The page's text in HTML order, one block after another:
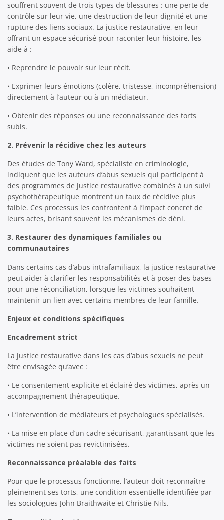
souffrent souvent de trois types de blessures : une perte de
contrôle sur leur vie, une destruction de leur dignité et une
rupture des liens sociaux. La justice restaurative, en leur
offrant un espace sécurisé pour raconter leur histoire, les
aide à :
• Reprendre le pouvoir sur leur récit.
• Exprimer leurs émotions (colère, tristesse, incompréhension)
directement à l’auteur ou à un médiateur.
• Obtenir des réponses ou une reconnaissance des torts
subis.
2. Prévenir la récidive chez les auteurs
Des études de Tony Ward, spécialiste en criminologie,
indiquent que les auteurs d’abus sexuels qui participent à
des programmes de justice restaurative combinés à un suivi
psychothérapeutique montrent un taux de récidive plus
faible. Ces processus les confrontent à l’impact concret de
leurs actes, brisant souvent les mécanismes de déni.
3. Restaurer des dynamiques familiales ou
communautaires
Dans certains cas d’abus intrafamiliaux, la justice restaurative
peut aider à clarifier les responsabilités et à poser des bases
pour une réconciliation, lorsque les victimes souhaitent
maintenir un lien avec certains membres de leur famille.
Enjeux et conditions spécifiques
Encadrement strict
La justice restaurative dans les cas d’abus sexuels ne peut
être envisagée qu’avec :
• Le consentement explicite et éclairé des victimes, après un
accompagnement thérapeutique.
• L’intervention de médiateurs et psychologues spécialisés.
• La mise en place d’un cadre sécurisant, garantissant que les
victimes ne soient pas revictimisées.
Reconnaissance préalable des faits
Pour que le processus fonctionne, l’auteur doit reconnaître
pleinement ses torts, une condition essentielle identifiée par
les sociologues John Braithwaite et Christie Nils.